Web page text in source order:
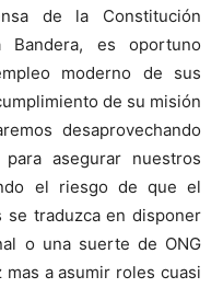
de la Constitución
es oportuno
moderno de sus
de su misión
desaprovechando
asegurar nuestros
el riesgo de que el
traduzca en disponer
o una suerte de ONG
mas a asumir roles cuasi